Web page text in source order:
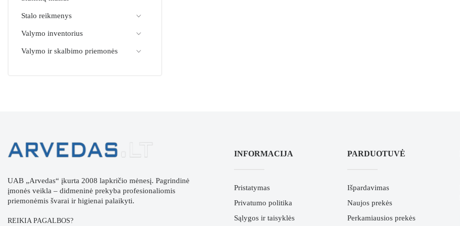
Stalo reikmenys
Valymo inventorius
Valymo ir skalbimo priemonės
UAB „Arvedas“ įkurta 2008 lapkričio mėnesį. Pagrindinė
įmonės veikla – didmeninė prekyba profesionaliomis
priemonėmis švarai ir higienai palaikyti.
REIKIA PAGALBOS?
INFORMACIJA
Pristatymas
Privatumo politika
Sąlygos ir taisyklės
PARDUOTUVĖ
Išpardavimas
Naujos prekės
Perkamiausios prekės